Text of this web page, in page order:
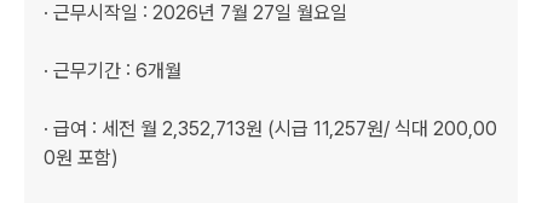
· 근무시작일 : 2026년 7월 27일 월요일
· 근무기간 : 6개월
· 급여 : 세전 월 2,352,713원 (시급 11,257원/ 식대 200,00
0원 포함)